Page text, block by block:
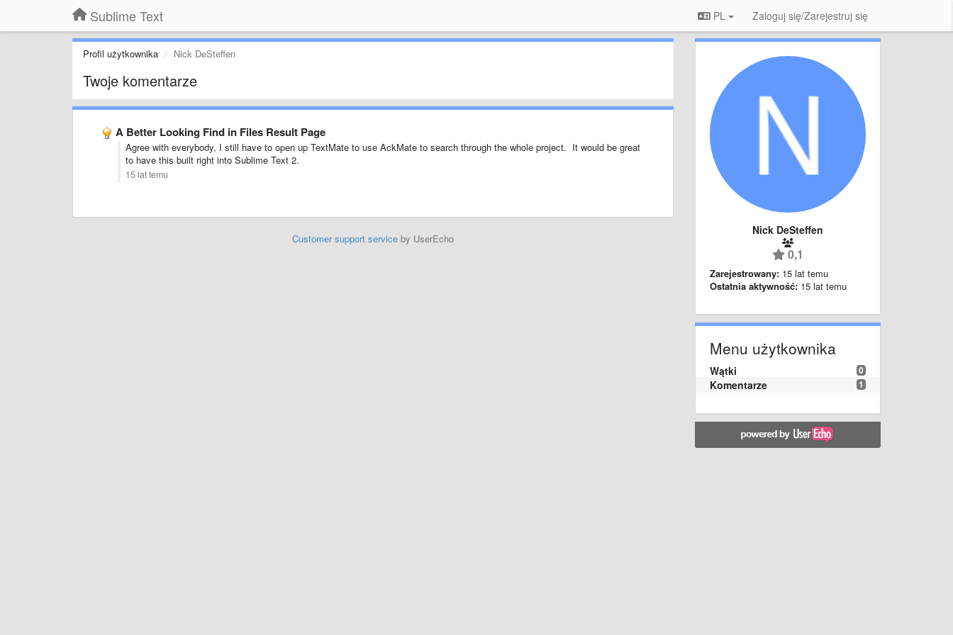
Sublime Text PL Zaloguj się/Zarejestruj się
Profil użytkownika Nick DeSteffen
Twoje komentarze
A Better Looking Find in Files Result Page
Agree with everybody, I still have to open up TextMate to use AckMate to search through the whole project. It would be great
to have this built right into Sublime Text 2.
15 lat temu
Customer support serviceby UserEcho
Nick DeSteffen
0,1
Zarejestrowany: 15 lat temu
Ostatnia aktywność: 15 lat temu
Menu użytkownika
0
Wątki
1
Komentarze